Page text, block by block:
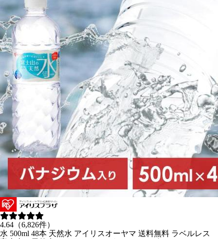
4.64（6,826件）
水 500ml 48本 天然水 アイリスオーヤマ 送料無料 ラベルレス